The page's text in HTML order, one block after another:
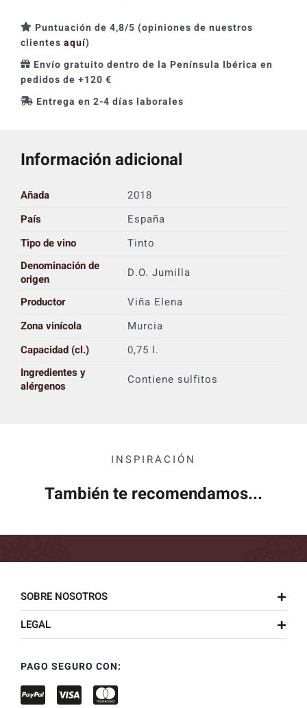
Puntuación de 4,8/5 (opiniones de nuestros
clientes aquí)
Envío gratuito dentro de la Península Ibérica en
pedidos de +120 €
Entrega en 2-4 días laborales
Información adicional
Añada
2018
País
España
Tipo de vino
Tinto
Denominación de
origen
D.O. Jumilla
Productor
Viña Elena
Zona vinícola
Murcia
Capacidad (cl.)
0,75 l.
Ingredientes y
alérgenos
Contiene sulfitos
INSPIRACIÓN
También te recomendamos...
SOBRE NOSOTROS
LEGAL
PAGO SEGURO CON: